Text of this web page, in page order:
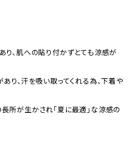
り、肌への貼り付かずとても涼感が
あり、汗を吸い取ってくれる為、下着や
所が生かされ「夏に最適」な涼感の